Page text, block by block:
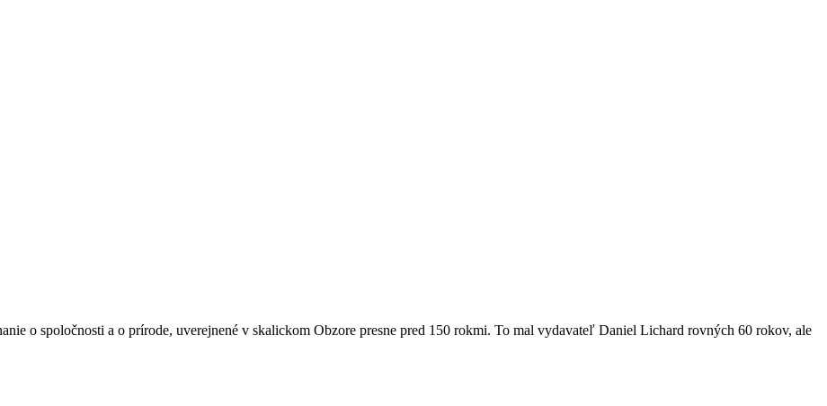
o spoločnosti a o prírode, uverejnené v skalickom Obzore presne pred 150 rokmi. To mal vydavateľ Daniel Lichard rovných 60 rokov, ale